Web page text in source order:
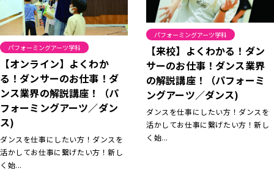
パフォーミングアーツ学科
【オンライン】よくわか
る！ダンサーのお仕事！ダ
ンス業界の解説講座！（パ
フォーミングアーツ／ダン
ス)
ダンスを仕事にしたい方！ダンスを
活かしてお仕事に繋げたい方！新し
く始...
パフォーミングアーツ学科
【来校】よくわかる！ダン
サーのお仕事！ダンス業界
の解説講座！（パフォーミ
ングアーツ／ダンス)
ダンスを仕事にしたい方！ダンスを
活かしてお仕事に繋げたい方！新し
く始...